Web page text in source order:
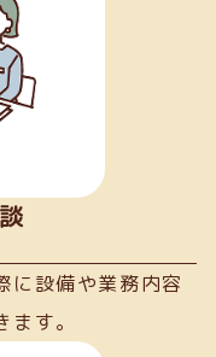
に設備や業務内容
す。